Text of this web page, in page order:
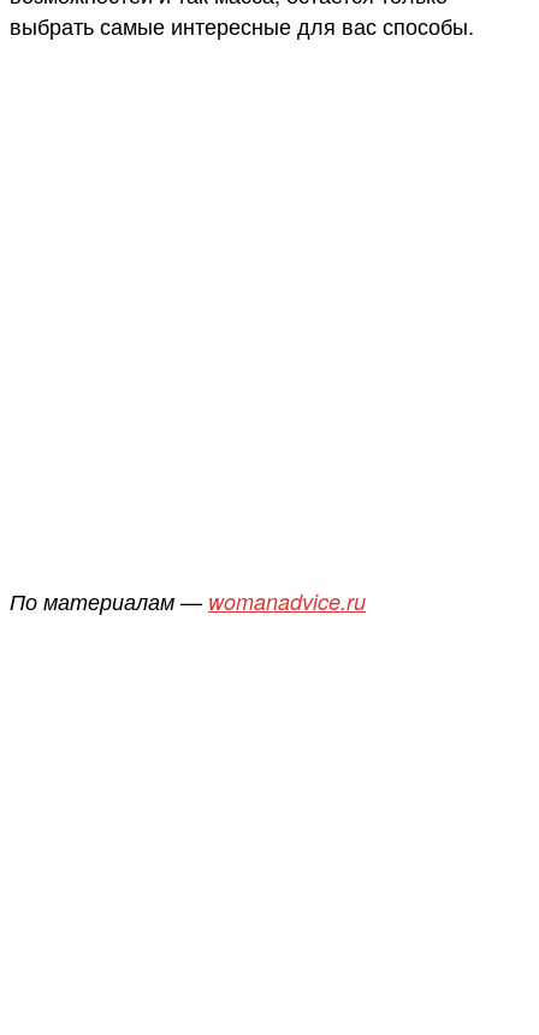
выбрать самые интересные для вас способы.
По материалам — womanadvice.ru